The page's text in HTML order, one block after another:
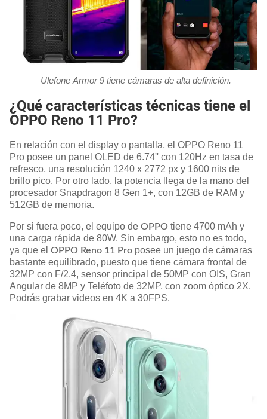
Ulefone Armor 9 tiene cámaras de alta definición.
¿Qué características técnicas tiene el
OPPO Reno 11 Pro?
En relación con el display o pantalla, el OPPO Reno 11
Pro posee un panel OLED de 6.74'' con 120Hz en tasa de
refresco, una resolución 1240 x 2772 px y 1600 nits de
brillo pico. Por otro lado, la potencia llega de la mano del
procesador Snapdragon 8 Gen 1+, con 12GB de RAM y
512GB de memoria.
Por si fuera poco, el equipo de OPPO tiene 4700 mAh y
una carga rápida de 80W. Sin embargo, esto no es todo,
ya que el OPPO Reno 11 Pro posee un juego de cámaras
bastante equilibrado, puesto que tiene cámara frontal de
32MP con F/2.4, sensor principal de 50MP con OIS, Gran
Angular de 8MP y Teléfoto de 32MP, con zoom óptico 2X.
Podrás grabar videos en 4K a 30FPS.